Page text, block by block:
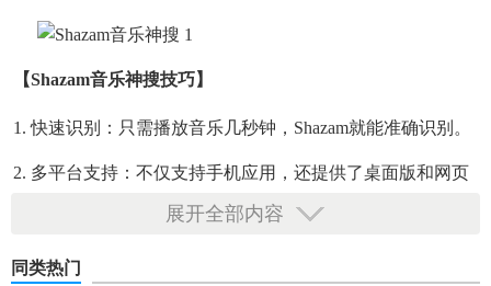
【shazam音乐神搜技巧】
1. 快速识别：只需播放音乐几秒钟，Shazam就能准确识别。
2. 多平台支持：不仅支持手机应用，还提供了桌面版和网页
版，方便不同设备使用。
乐。
展开全部内容
同类热门